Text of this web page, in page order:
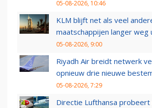
05-08-2026, 10:46
KLM blijft net als veel
maatschappijen langer weg
05-08-2026, 9:00
Riyadh Air breidt netwerk
opnieuw drie nieuwe
05-08-2026, 7:29
Directie Lufthansa